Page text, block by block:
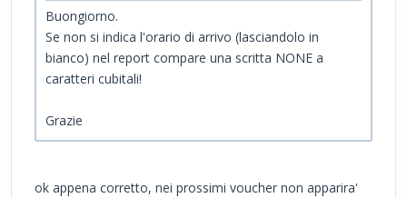
Buongiorno.
Se non si indica l'orario di arrivo (lasciandolo in
bianco) nel report compare una scritta NONE a
caratteri cubitali!
Grazie
ok appena corretto, nei prossimi voucher non apparira'